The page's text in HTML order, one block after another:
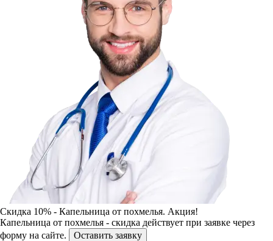
Скидка 10% - Капельница от похмелья. Акция!
Капельница от похмелья - скидка действует при заявке через
форму на сайте.
Оставить заявку